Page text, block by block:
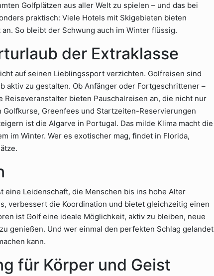
Golfplätzen aus aller Welt zu spielen – und das bei
praktisch: Viele Hotels mit Skigebieten bieten
So bleibt der Schwung auch im Winter flüssig.
der Extraklasse
auf seinen Lieblingssport verzichten. Golfreisen sind
aktiv zu gestalten. Ob Anfänger oder Fortgeschrittener –
bieten Pauschalreisen an, die nicht nur
Greenfees und Startzeiten-Reservierungen
ist die Algarve in Portugal. Das milde Klima macht die
im Winter. Wer es exotischer mag, findet in Florida,
eine Leidenschaft, die Menschen bis ins hohe Alter
verbessert die Koordination und bietet gleichzeitig einen
ist Golf eine ideale Möglichkeit, aktiv zu bleiben, neue
genießen. Und wer einmal den perfekten Schlag gelandet
kann.
für Körper und Geist